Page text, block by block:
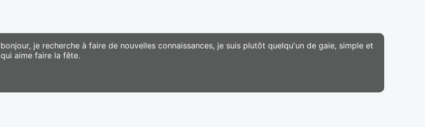
bonjour, je recherche à faire de nouvelles connaissances, je suis plutôt quelqu'un de gaie, simple et
qui aime faire la fête.